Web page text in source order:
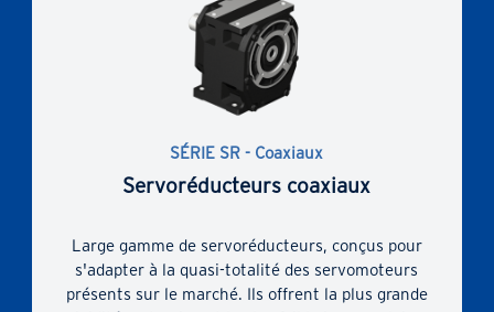
Ni); optimisation des performances de la paire
d'engrenages à vis (profil en développante ZI et
profil de roue à vis sans fin adéquatement
conjugué).
Carcasse monobloc en fonte, rigide et précis, avec
bride intégrale de fixation du moteur. Espace
interne généreux entre le train d'engrenages et
la carcasse.
SÉRIE SR - Coaxiaux
Servoréducteurs coaxiaux
Large gamme de servoréducteurs, conçus pour
s'adapter à la quasi-totalité des servomoteurs
présents sur le marché. Ils offrent la plus grande